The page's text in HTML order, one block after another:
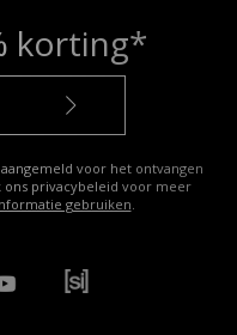
korting*
voor het ontvangen
ons privacybeleid voor meer
gebruiken.